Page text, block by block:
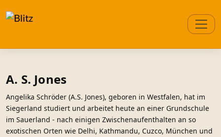
A. S. Jones
Angelika Schröder (A.S. Jones), geboren in Westfalen, hat im
Siegerland studiert und arbeitet heute an einer Grundschule
im Sauerland - nach einigen Zwischenaufenthalten an so
exotischen Orten wie Delhi, Kathmandu, Cuzco, München und